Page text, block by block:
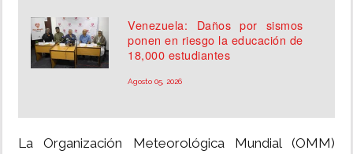
Venezuela: Daños por sismos
ponen en riesgo la educación de
18,000 estudiantes
Agosto 05, 2026
La Organización Meteorológica Mundial (OMM)